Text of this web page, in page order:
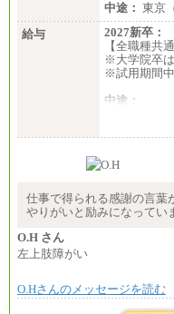
中途： 東京
給与
2027新卒：
【全職種共
※大学院卒は
※試用期間
中途：
（１）～（
※経験・年
※業務内容・
※試用期間中
仕事で得られる感謝の言葉
やりがいと励みになってい
O.H さん
左上肢障がい
O.Hさんのメッセージを読む